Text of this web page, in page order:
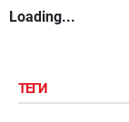
Loading...
ТЕГИ